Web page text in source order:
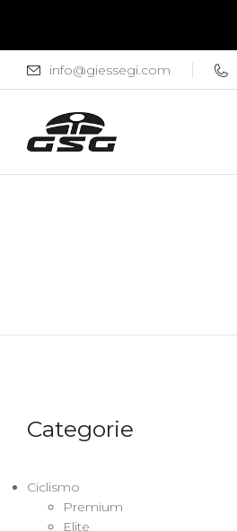
info@giessegi.com
Categorie
Ciclismo
Premium
Elite